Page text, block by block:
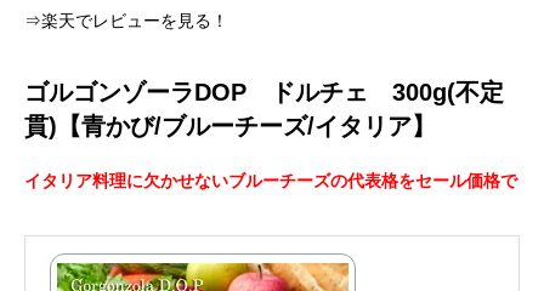
⇒楽天でレビューを見る！
ゴルゴンゾーラDOP ドルチェ 300g(不定
貫)【青かび/ブルーチーズ/イタリア】
イタリア料理に欠かせないブルーチーズの代表格をセール価格で